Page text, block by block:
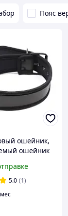
Пояс
ошейник,
ошейник
5.0 (1)